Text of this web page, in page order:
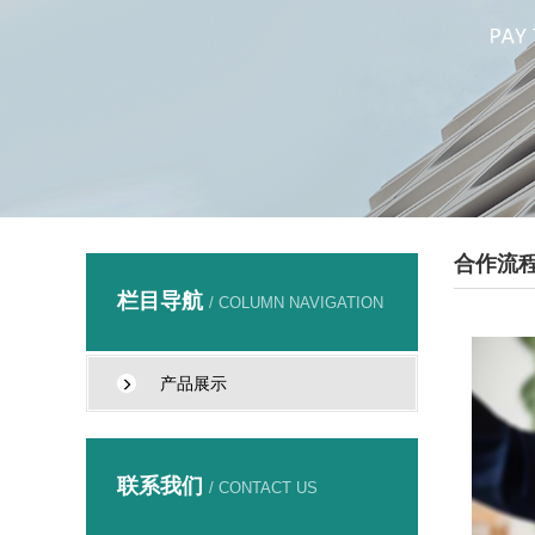
栏目导航 / COLUMN NAVIGATION
产品展示
联系我们 / CONTACT US
合作流